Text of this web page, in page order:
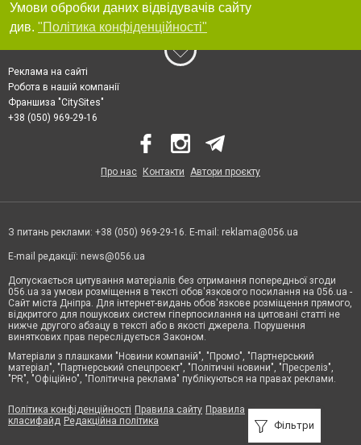
Фільтри
Умови обробки даних відвідувачів сайту
див. "Політика конфіденційності"
Реклама на сайті
Робота в нашій компанії
Франшиза "CitySites"
+38 (050) 969-29-16
Про нас Контакти Автори проєкту
З питань реклами: +38 (050) 969-29-16. E-mail: reklama@056.ua
E-mail редакції: news@056.ua
Допускається цитування матеріалів без отримання попередньої згоди
056.ua за умови розміщення в тексті обов'язкового посилання на 056.ua -
Сайт міста Дніпра. Для інтернет-видань обов'язкове розміщення прямого,
відкритого для пошукових систем гіперпосилання на цитовані статті не
нижче другого абзацу в тексті або в якості джерела. Порушення
виняткових прав переслідується Законом.
Матеріали з плашками "Новини компаній", "Промо", "Партнерський
матеріал", "Партнерський спецпроєкт", "Політичні новини", "Пресреліз",
"PR", "Офіційно", "Політична реклама" публікуються на правах реклами.
Політика конфіденційності Правила сайту Правила
класифайд Редакційна політика